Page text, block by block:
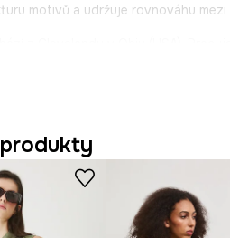
motivů a udržuje rovnováhu mezi
bytostí, duchů a spletitých lidských
tyto dvoudílné šaty?